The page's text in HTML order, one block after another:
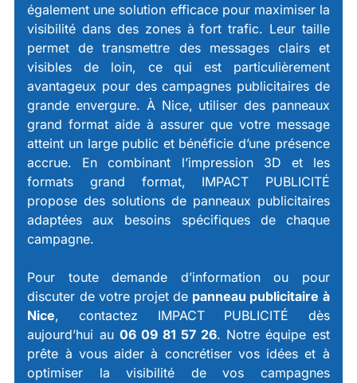
également une solution efficace pour maximiser la
visibilité dans des zones à fort trafic. Leur taille
permet de transmettre des messages clairs et
visibles de loin, ce qui est particulièrement
avantageux pour des campagnes publicitaires de
grande envergure. À Nice, utiliser des panneaux
grand format aide à assurer que votre message
atteint un large public et bénéficie d’une présence
accrue. En combinant l’impression 3D et les
formats grand format, IMPACT PUBLICITÉ
propose des solutions de panneaux publicitaires
adaptées aux besoins spécifiques de chaque
campagne.
Pour toute demande d’information ou pour
discuter de votre projet de panneau publicitaire à
Nice, contactez IMPACT PUBLICITÉ dès
aujourd’hui au 06 09 81 57 26. Notre équipe est
prête à vous aider à concrétiser vos idées et à
optimiser la visibilité de vos campagnes